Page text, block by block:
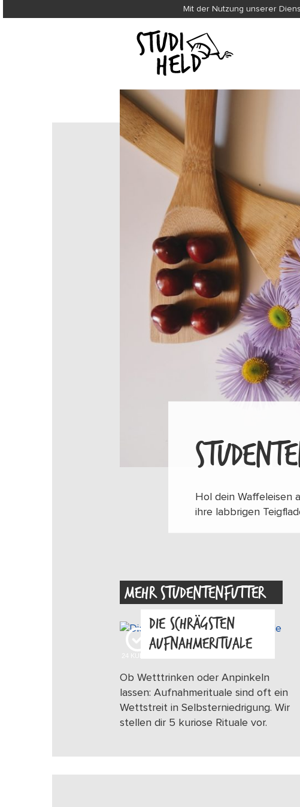
Mit der Nutzung unserer
Hol dein Waffeleisen
ihre labbrigen
MEHR STUDENTENFUTTER
DIE SCHRÄGSTEN
AUFNAHMERITUALE
Ob Wetttrinken oder Anpinkeln
lassen: Aufnahmerituale sind oft ein
Wettstreit in Selbsterniedrigung. Wir
stellen dir 5 kuriose Rituale vor.